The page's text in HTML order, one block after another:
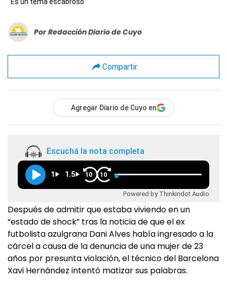
Por Redacción Diario de Cuyo
Compartir
Agregar Diario de Cuyo en
Escuchá la nota completa
1 1.5 10 10
Powered by Thinkindot Audio
Después de admitir que estaba viviendo en un
“estado de shock” tras la noticia de que el ex
futbolista azulgrana Dani Alves había ingresado a la
cárcel a causa de la denuncia de una mujer de 23
años por presunta violación, el técnico del Barcelona
Xavi Hernández intentó matizar sus palabras.